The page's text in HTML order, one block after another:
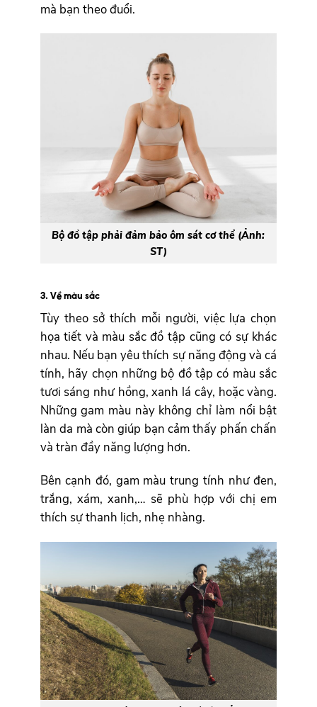
mà bạn theo đuổi.
Bộ đồ tập phải đảm bảo ôm sát cơ thể (Ảnh:
ST)
3. Về màu sắc
Tùy theo sở thích mỗi người, việc lựa chọn
họa tiết và màu sắc đồ tập cũng có sự khác
nhau. Nếu bạn yêu thích sự năng động và cá
tính, hãy chọn những bộ đồ tập có màu sắc
tươi sáng như hồng, xanh lá cây, hoặc vàng.
Những gam màu này không chỉ làm nổi bật
làn da mà còn giúp bạn cảm thấy phấn chấn
và tràn đầy năng lượng hơn.
Bên cạnh đó, gam màu trung tính như đen,
trắng, xám, xanh,… sẽ phù hợp với chị em
thích sự thanh lịch, nhẹ nhàng.